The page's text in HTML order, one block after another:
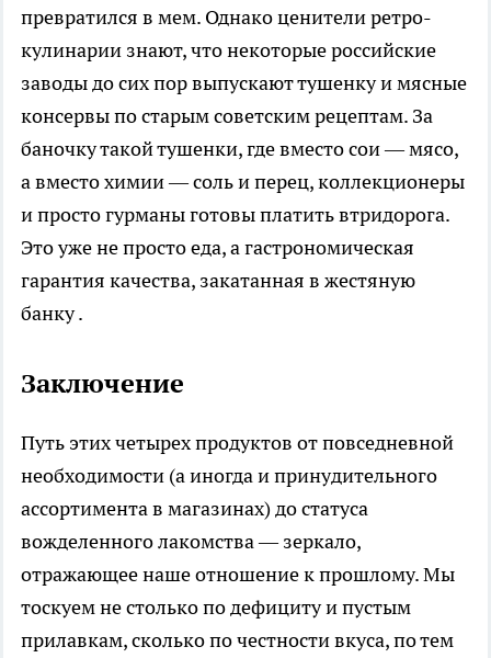
превратился в мем. Однако ценители ретро-
кулинарии знают, что некоторые российские
заводы до сих пор выпускают тушенку и мясные
консервы по старым советским рецептам. За
баночку такой тушенки, где вместо сои — мясо,
а вместо химии — соль и перец, коллекционеры
и просто гурманы готовы платить втридорога.
Это уже не просто еда, а гастрономическая
гарантия качества, закатанная в жестяную
банку .
Заключение
Путь этих четырех продуктов от повседневной
необходимости (а иногда и принудительного
ассортимента в магазинах) до статуса
вожделенного лакомства — зеркало,
отражающее наше отношение к прошлому. Мы
тоскуем не столько по дефициту и пустым
прилавкам, сколько по честности вкуса, по тем